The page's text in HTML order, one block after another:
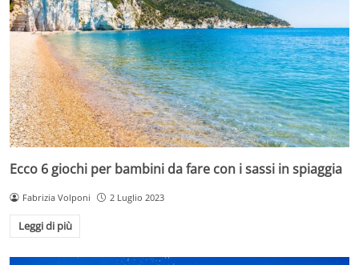
Ecco 6 giochi per bambini da fare con i sassi in spiaggia
Fabrizia Volponi 2 Luglio 2023
Leggi di più